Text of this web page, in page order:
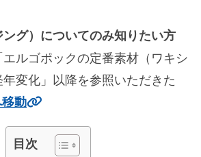
グ）についてのみ知りたい方
ルゴポックの定番素材（ワキシ
変化」以降を参照いただきた
動
目次